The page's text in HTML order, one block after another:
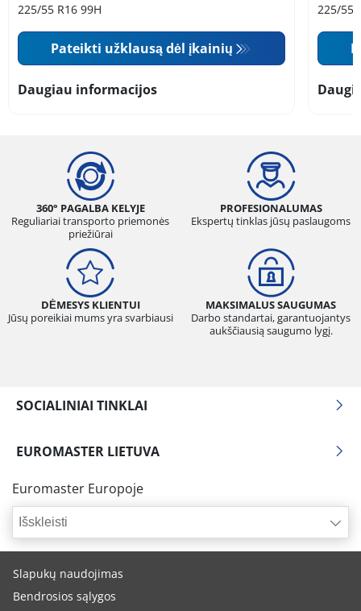
225/55 R16 99H
Pateikti užklausą dėl įkainių
Daugiau informacijos
225/55
360° PAGALBA KELYJE
Reguliariai transporto priemonės
priežiūrai
PROFESIONALUMAS
Ekspertų tinklas jūsų paslaugoms
DĖMESYS KLIENTUI
Jūsų poreikiai mums yra svarbiausi
MAKSIMALUS SAUGUMAS
Darbo standartai, garantuojantys
aukščiausią saugumo lygį.
SOCIALINIAI TINKLAI
EUROMASTER LIETUVA
Euromaster Europoje
Išskleisti
Slapukų naudojimas
Bendrosios sąlygos